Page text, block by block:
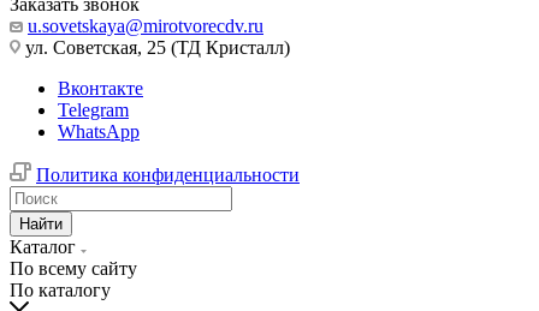
Заказать звонок
u.sovetskaya@mirotvorecdv.ru
ул. Советская, 25 (ТД Кристалл)
Вконтакте
Telegram
WhatsApp
Политика конфиденциальности
Найти
Каталог
По всему сайту
По каталогу